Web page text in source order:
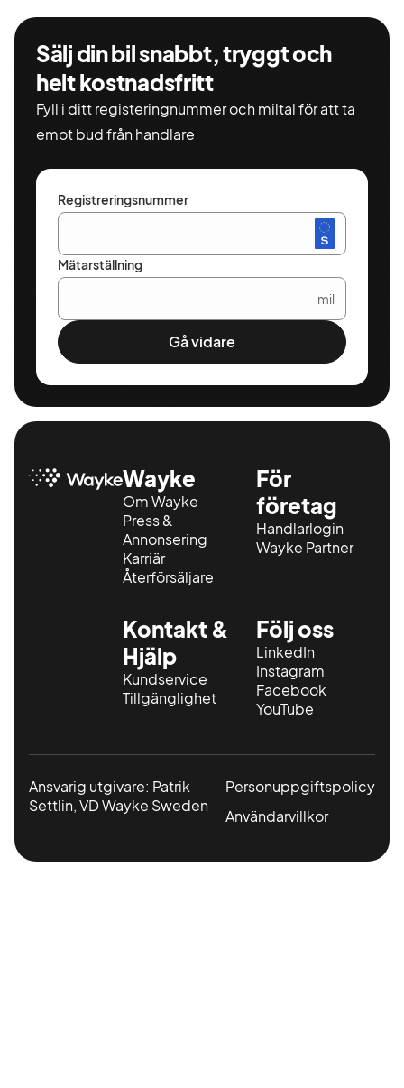
Sälj din bil snabbt, tryggt och
helt kostnadsfritt
Fyll i ditt registeringnummer och miltal för att ta
emot bud från handlare
Registreringsnummer
Mätarställning
mil
Gå vidare
Wayke
Om Wayke
Press &
Annonsering
Karriär
Återförsäljare
För
företag
Handlarlogin
Wayke Partner
Kontakt &
Hjälp
Kundservice
Tillgänglighet
Följ oss
LinkedIn
Instagram
Facebook
YouTube
Ansvarig utgivare: Patrik
Settlin, VD Wayke Sweden
Personuppgiftspolicy
Användarvillkor